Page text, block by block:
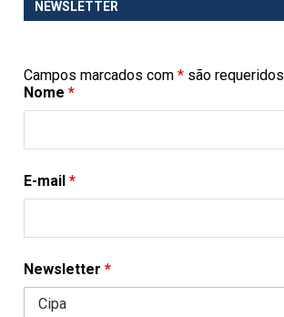
NEWSLETTER
Campos marcados com * são requeridos
Nome *
E-mail *
Newsletter *